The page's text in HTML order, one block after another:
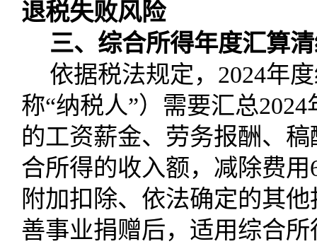
退税失败风险
三、综合所得年度汇算
依据税法规定， 2024年
称“纳税人”）需要汇总2024
的工资薪金、劳务报酬、
合所得的收入额，减除费用
附加扣除、依法确定的其
善事业捐赠后，适用综合